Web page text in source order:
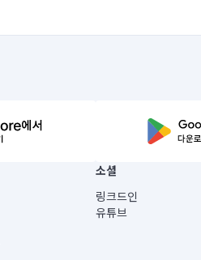
소셜
링크드인
유튜브